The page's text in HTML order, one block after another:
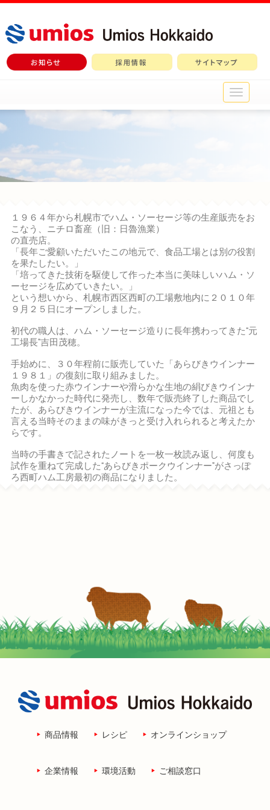
メ
イ
１９６４年から札幌市でハム・ソーセージ等の生産販売をお
こなう、ニチロ畜産（旧：日魯漁業）
の直売店。
「長年ご愛顧いただいたこの地元で、食品工場とは別の役割
を果たしたい。」
「培ってきた技術を駆使して作った本当に美味しいハム・ソ
ーセージを広めていきたい。」
という想いから、札幌市西区西町の工場敷地内に２０１０年
９月２５日にオープンしました。
初代の職人は、ハム・ソーセージ造りに長年携わってきた ❝元
工場長❞吉田茂穂。
手始めに、３０年程前に販売していた「あらびきウインナー
１９８１」の復刻に取り組みました。
魚肉を使った赤ウインナーや滑らかな生地の絹びきウインナ
ーしかなかった時代に発売し、数年で販売終了した商品でし
たが、あらびきウインナーが主流になった今では、元祖とも
言える当時そのままの味がきっと受け入れられると考えたか
らです。
当時の手書きで記されたノートを一枚一枚読み返し、何度も
試作を重ねて完成した ❝あらびきポークウインナー❞がさっぽ
ろ西町ハム工房最初の商品になりました。
商品情報 レシピ オンラインショップ
企業情報 環境活動 ご相談窓口